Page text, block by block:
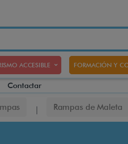
ACCESIBLE FORMACIÓN Y
Contactar
Rampas de Maleta